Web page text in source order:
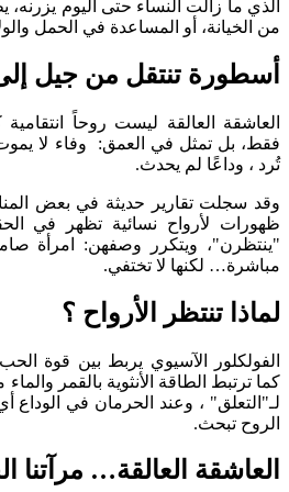
الذي ما زالت النساء حتى اليوم
من الخيانة، أو المساعدة في الحمل
أسطورة تنتقل من جيل
العاشقة العالقة ليست روحاً
فقط، بل تمثل في العمق: وفاء لا
تُرد ، وداعًا لم يحدث.
وقد سجلت تقارير حديثة في بعض
ظهورات لأرواح نسائية تظهر في
"ينتظرن"، ويتكرر وصفهن: امرأة
مباشرة… لكنها لا تختفي.
لماذا تنتظر الأرواح ؟
الفولكلور الآسيوي يربط بين قوة
كما ترتبط الطاقة الأنثوية بالقمر
لـ"التعلق" ، وعند الحرمان في الوداع
الروح تبحث.
العاشقة العالقة… مرآتنا